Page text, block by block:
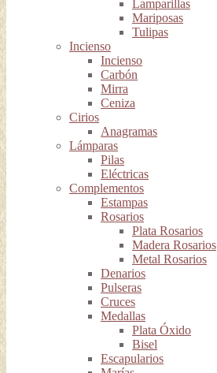
Lamparillas
Mariposas
Tulipas
Incienso
Incienso
Carbón
Mirra
Ceniza
Cirios
Anagramas
Lámparas
Pilas
Eléctricas
Complementos
Estampas
Rosarios
Plata Rosarios
Madera Rosarios
Metal Rosarios
Denarios
Pulseras
Cruces
Medallas
Plata Óxido
Bisel
Escapularios